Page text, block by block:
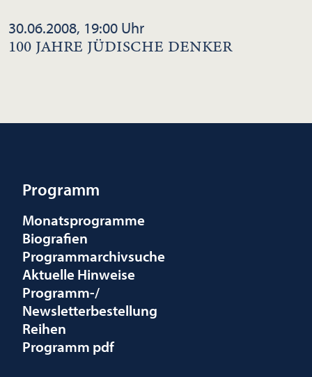
30.06.2008, 19:00 Uhr
100 JAHRE JÜDISCHE DENKER
Programm
Monatsprogramme
Biografien
Programmarchivsuche
Aktuelle Hinweise
Programm-/
Newsletterbestellung
Reihen
Programm pdf